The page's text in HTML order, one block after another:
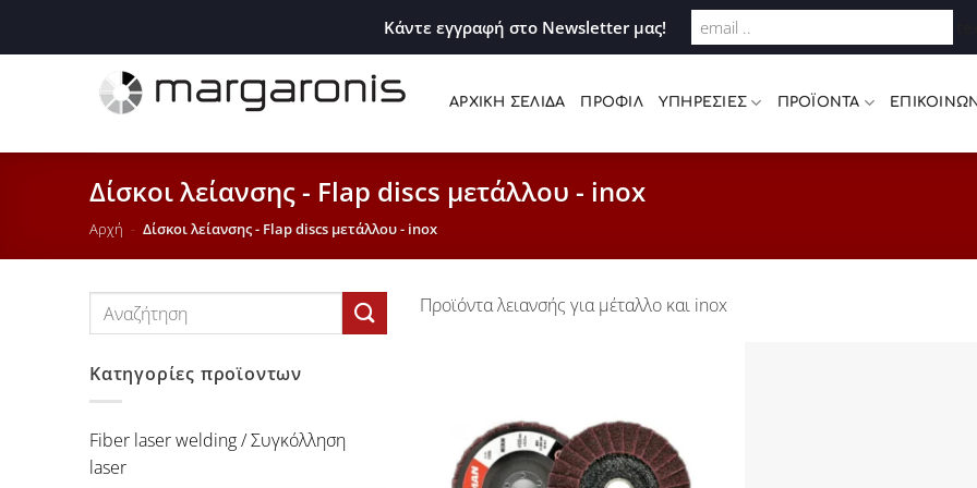
ΑΡΧΙΚΉ ΣΕΛΊΔΑ ΠΡΟΦΊΛ ΥΠΗΡΕΣΊΕΣ ΠΡΟΪΌΝΤΑ
Δίσκοι λείανσης - Flap discs μετάλλου - inox
Αρχή - Δίσκοι λείανσης - Flap discs μετάλλου - inox
Αναζήτηση
για:
Κατηγορίες προϊοντων
Fiber laser welding / Συγκόλληση
laser
Προϊόντα λειανσής για μέταλλο και inox
Επιθυμιών
Κάντε εγγραφή στο Newsletter μας!